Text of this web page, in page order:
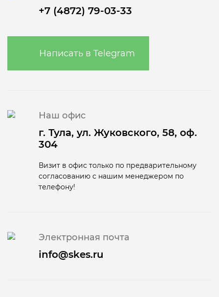
+7 (4872) 79-03-33
Написать в Telegram
Наш офис
г. Тула, ул. Жуковского, 58, оф.
304
Визит в офис только по предварительному
согласованию с нашим менеджером по
телефону!
Электронная почта
info@skes.ru